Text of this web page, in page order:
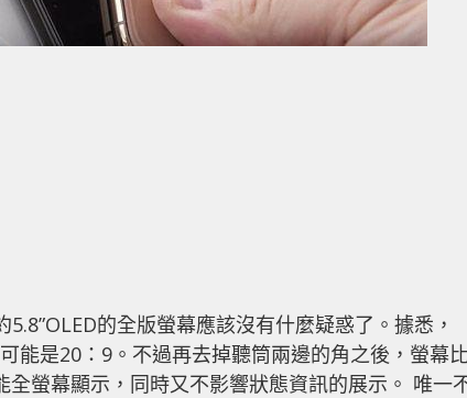
的全版螢幕應該沒有什麼疑惑了。據悉，
能是20：9。不過再去掉聽筒兩邊的角之後，螢幕
螢幕顯示，同時又不影響狀態資訊的展示。 唯一